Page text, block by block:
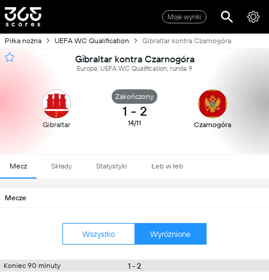
Moje wyniki
Piłka nożna UEFA WC Qualification Gibraltar kontra Czarnogóra
Gibraltar kontra Czarnogóra
Europa, UEFA WC Qualification, runda 9
Gibraltar
Zakończony
1 - 2
14/11 Czarnogóra
Mecz Składy Statystyki Łeb w łeb
Mecze
Wszystko Wyróżnione
Koniec 90 minuty 1 - 2